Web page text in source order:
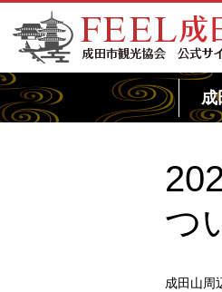
FEEL成田 成田市観光協会 公式サイト
成
つ
成田山周